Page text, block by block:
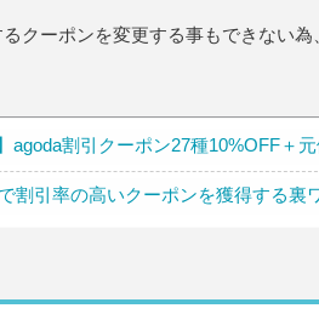
クーポンを変更する事もできない
agoda割引クーポン27種10%OFF＋
割引率の高いクーポンを獲得する裏